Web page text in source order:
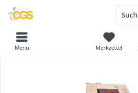
Merkzettel
Menü